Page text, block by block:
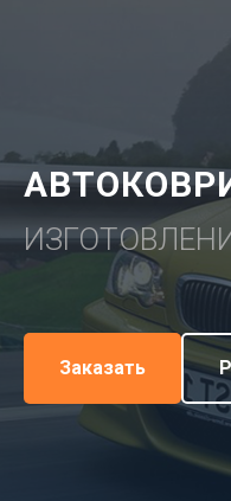
Заказать